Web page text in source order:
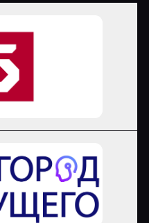
запретить
моменты
открылись
в эпицентр событий